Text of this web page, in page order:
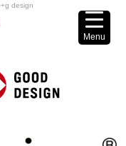
design
Menu